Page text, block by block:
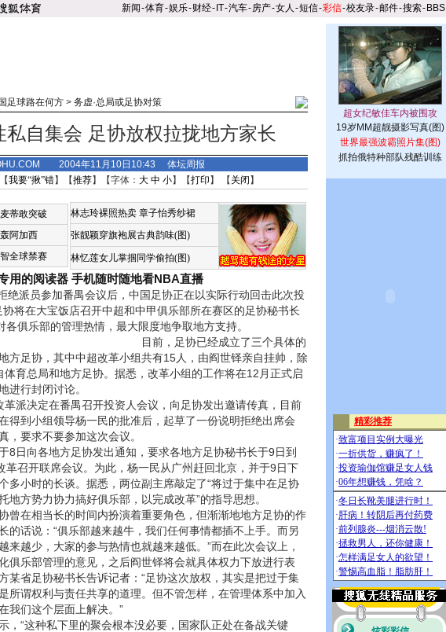
新闻-体育-娱乐-财经- IT-汽车-房产-女人 -短信-彩信-校友录-邮件-搜索- BBS
足球路在何方> 务虚·总局或足协对策
私自集会 足协放权拉拢地方家长
2004年11月10日10:43 体坛周报
我要“揪”错】【推荐】【字体： 大 中 小】【打印 】 【 关闭 】
蒂敢突破
阿加西
全球禁赛
林志玲裸照热卖 章子怡秀纱裙
张靓颖穿旗袍展古典韵味(图)
林忆莲女儿掌掴同学偷拍(图)
用的阅读器 手机随时随地看NBA直播
员参加番禺会议后，中国足协正在以实际行动回击此次投
协将在大宝饭店召开中超和中甲俱乐部所在赛区的足协秘书长
各俱乐部的管理热情，最大限度地争取地方支持。
目前，足协已经成立了三个具体的
足协，其中中超改革小组共有15人，由阎世铎亲自挂帅，除
育总局和地方足协。据悉，改革小组的工作将在12月正式启
进行封闭讨论。
决定在番禺召开投资人会议，向足协发出邀请传真，目前
得到小组领导杨一民的批准后，起草了一份说明拒绝出席会
，要求不要参加这次会议。
向各地方足协发出通知，要求各地方足协秘书长于9日到
革召开联席会议。为此，杨一民从广州赶回北京，并于9日下
多小时的长谈。据悉，两位副主席敲定了“将过于集中在足协
地方势力协力搞好俱乐部，以完成改革”的指导思想。
在相当长的时间内扮演着重要角色，但渐渐地地方足协的作
的话说：“俱乐部越来越牛，我们任何事情都插不上手。而另
来越少，大家的参与热情也就越来越低。”而在此次会议上，
俱乐部管理的意见，之后阎世铎将会就具体权力下放进行表
某省足协秘书长告诉记者：“足协这次放权，其实是把过于集
所谓权利与责任共享的道理。但不管怎样，在管理体系中加入
我们这个层面上解决。”
“这种私下里的聚会根本没必要，国家队正处在备战关键
19岁MM超靓摄影写真(图)
世界最强波霸照片集(图)
抓拍俄特种部队残酷训练